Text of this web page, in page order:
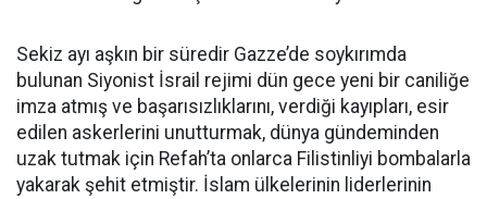
Sekiz ayı aşkın bir süredir Gazze’de soykırımda
bulunan Siyonist İsrail rejimi dün gece yeni bir caniliğe
imza atmış ve başarısızlıklarını, verdiği kayıpları, esir
edilen askerlerini unutturmak, dünya gündeminden
uzak tutmak için Refah’ta onlarca Filistinliyi bombalarla
yakarak şehit etmiştir. İslam ülkelerinin liderlerinin